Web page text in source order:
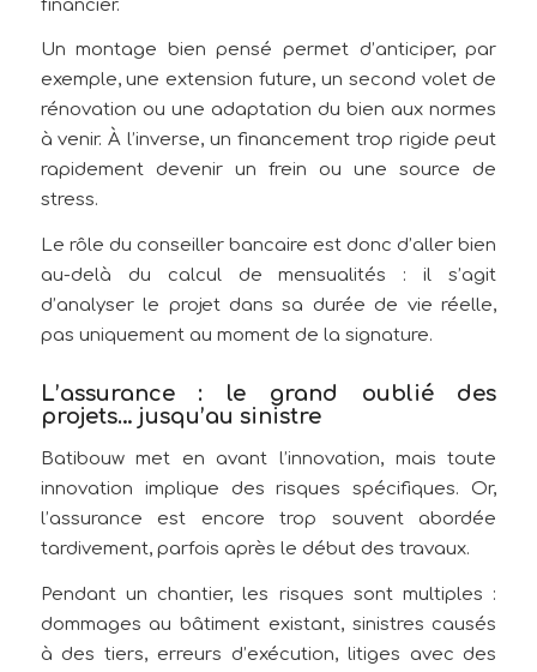
financier.
Un montage bien pensé permet d’anticiper, par
exemple, une extension future, un second volet de
rénovation ou une adaptation du bien aux normes
à venir. À l’inverse, un financement trop rigide peut
rapidement devenir un frein ou une source de
stress.
Le rôle du conseiller bancaire est donc d’aller bien
au-delà du calcul de mensualités : il s’agit
d’analyser le projet dans sa durée de vie réelle,
pas uniquement au moment de la signature.
L’assurance : le grand oublié des
projets… jusqu’au sinistre
Batibouw met en avant l’innovation, mais toute
innovation implique des risques spécifiques. Or,
l’assurance est encore trop souvent abordée
tardivement, parfois après le début des travaux.
Pendant un chantier, les risques sont multiples :
dommages au bâtiment existant, sinistres causés
à des tiers, erreurs d’exécution, litiges avec des